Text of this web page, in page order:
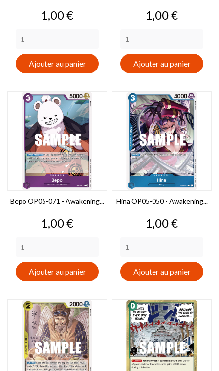
Prix
1,00 €
Ajouter au panier
Prix
1,00 €
Ajouter au panier
Bepo OP05-071 - Awakening...
Prix
1,00 €
Ajouter au panier
Hina OP05-050 - Awakening...
Prix
1,00 €
Ajouter au panier